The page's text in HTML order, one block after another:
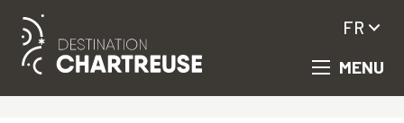
Aller
MENU
FR